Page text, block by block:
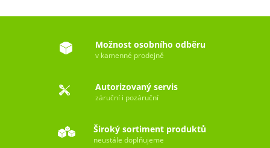
Možnost osobního odběru
v kamenné prodejně
Autorizovaný servis
záruční i pozáruční
Široký sortiment produktů
neustále doplňujeme